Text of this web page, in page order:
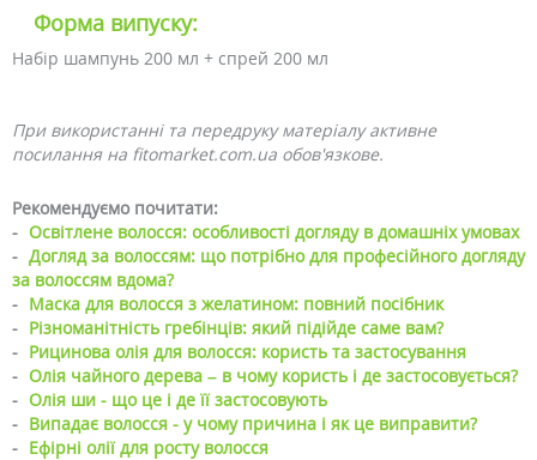
Форма випуску:
Набір шампунь 200 мл + спрей 200 мл
При використанні та передруку матеріалу активне
посилання на fitomarket.com.ua обов'язкове.
Рекомендуємо почитати:
- Освітлене волосся: особливості догляду в домашніх умовах
- Догляд за волоссям: що потрібно для професійного догляду
за волоссям вдома?
- Маска для волосся з желатином: повний посібник
- Різноманітність гребінців: який підійде саме вам?
- Рицинова олія для волосся: користь та застосування
- Олія чайного дерева – в чому користь і де застосовується?
- Олія ши - що це і де її застосовують
- Випадає волосся - у чому причина і як це виправити?
- Ефірні олії для росту волосся